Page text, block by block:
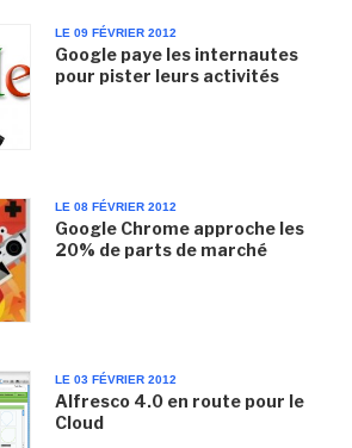
LE 09 FÉVRIER 2012
Google paye les internautes
pour pister leurs activités
LE 08 FÉVRIER 2012
Google Chrome approche les
20% de parts de marché
LE 03 FÉVRIER 2012
Alfresco 4.0 en route pour le
Cloud